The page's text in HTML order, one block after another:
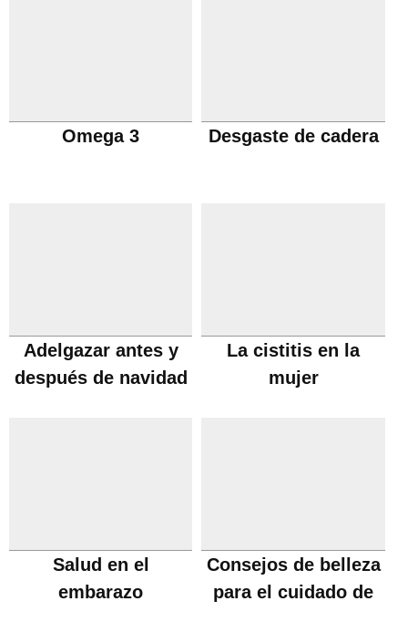
Omega 3 Desgaste de cadera
Adelgazar antes y
después de navidad
La cistitis en la
mujer
Salud en el
embarazo
Consejos de belleza
para el cuidado de